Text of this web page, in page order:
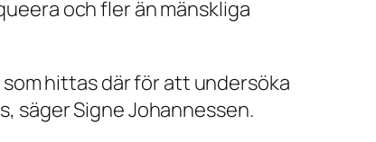
och fler än mänskliga
hittas där för att undersöka
säger Signe Johannessen.